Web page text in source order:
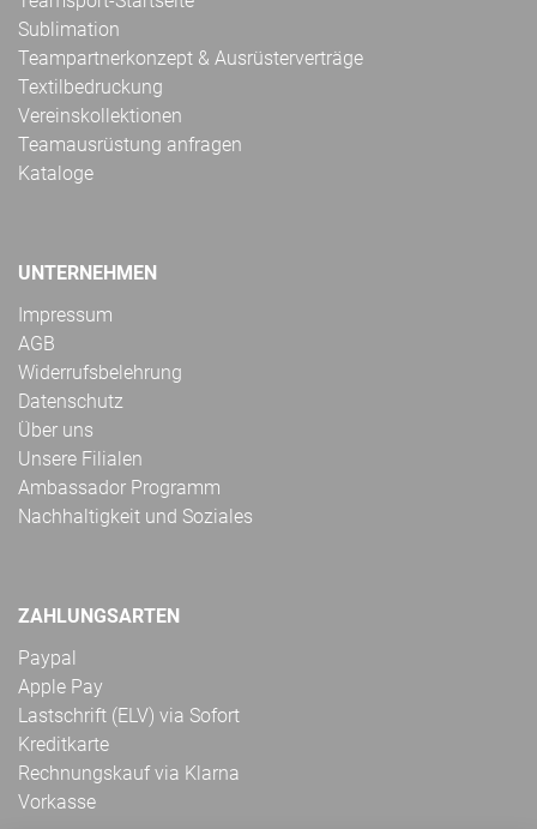
Sublimation
Teampartnerkonzept & Ausrüsterverträge
Textilbedruckung
Vereinskollektionen
Teamausrüstung anfragen
Kataloge
UNTERNEHMEN
Impressum
AGB
Widerrufsbelehrung
Datenschutz
Über uns
Unsere Filialen
Ambassador Programm
Nachhaltigkeit und Soziales
ZAHLUNGSARTEN
Paypal
Apple Pay
Lastschrift (ELV) via Sofort
Kreditkarte
Rechnungskauf via Klarna
Vorkasse